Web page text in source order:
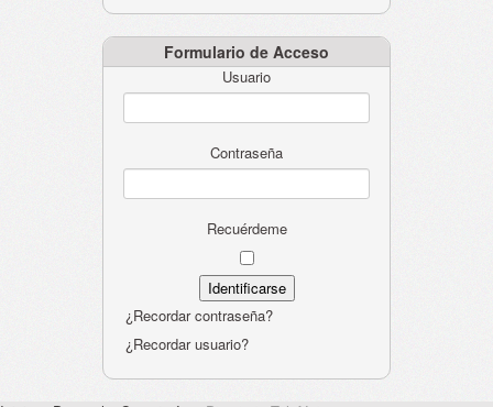
Formulario de Acceso
Usuario
Contraseña
Recuérdeme
¿Recordar contraseña?
¿Recordar usuario?